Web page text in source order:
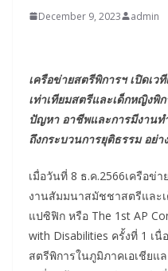
December 9, 2023 admin
เครือข่ายสตรีพิการฯ เปิดเ
เท่าเทียมสตรีและเด็กหญิงพิ
ปัญหา อาชีพและการมีงานท
ถึงกระบวนการยุติธรรม อย่า
เมื่อวันที่ 8 ธ.ค.2566เครือข่
งานสัมมนาสมัชชาสตรีและ
แปซิฟิก หรือ The 1st AP
with Disabilities ครั้งที่ 1 เ
สตรีพิการในภูมิภาคเอเชียแ